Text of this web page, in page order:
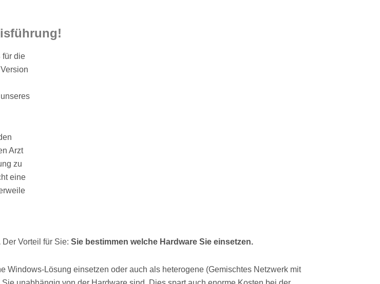
für die
Arzt
zu
eine
Der Vorteil für Sie: Sie bestimmen welche Hardware Sie einsetzen.
Windows-Lösung einsetzen oder auch als heterogene (Gemischtes Netzwerk mit